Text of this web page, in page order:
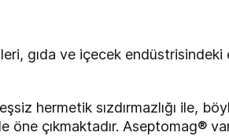
gıda ve içecek
hermetik sızdırmazlığı ile,
ile öne çıkmaktadır.